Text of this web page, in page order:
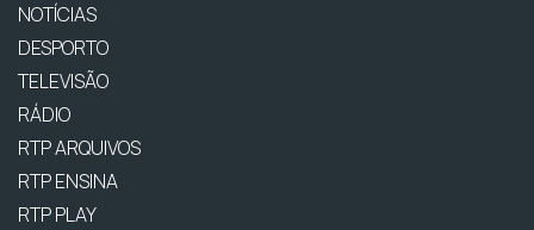
NOTÍCIAS
DESPORTO
TELEVISÃO
RÁDIO
RTP ARQUIVOS
RTP ENSINA
RTP PLAY